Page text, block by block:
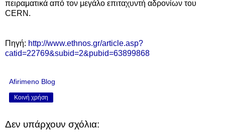
πειραματικά από τον μεγάλο επιταχυντή αδρονίων του
CERN.
Πηγή: http://www.ethnos.gr/article.asp?
catid=22769&subid=2&pubid=63899868
Afirimeno Blog
Κοινή χρήση
Δεν υπάρχουν σχόλια: